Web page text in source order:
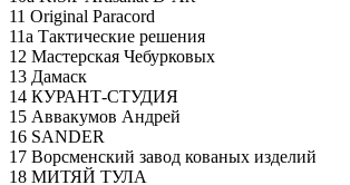
11 Original Paracord
11а Тактические решения
12 Мастерская Чебурковых
13 Дамаск
14 КУРАНТ-СТУДИЯ
15 Аввакумов Андрей
16 SANDER
17 Ворсменский завод кованых изделий
18 МИТЯЙ ТУЛА